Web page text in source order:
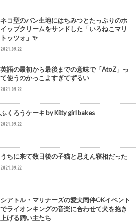
ネコ型のパン生地にはちみつとたっぷりのホ
イップクリームをサンドした「いろねこマリ
トッツォ」✨
2021.09.22
英語の最初から最後までの意味で「AtoZ」っ
て使うのかっこよすぎてずるい
2021.09.22
ふくろうケーキ by Kitty girl bakes
2021.09.22
うちに来て数日後の子猫と思えん寝相だった
2021.09.22
シアトル・マリナーズの愛犬同伴OKイベント
でライオンキングの音楽に合わせて犬を抱き
上げる飼い主たち